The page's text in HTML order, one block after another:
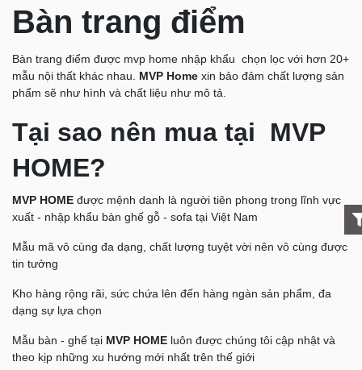
Bàn trang điểm
Bàn trang điểm được mvp home nhập khẩu chọn lọc với hơn 20+
mẫu nội thất khác nhau. MVP Home xin bảo đảm chất lượng sản
phẩm sẽ như hình và chất liệu như mô tả.
Tại sao nên mua tại MVP
HOME?
MVP HOME được mệnh danh là người tiên phong trong lĩnh vực
xuất - nhập khẩu bàn ghế gỗ - sofa tại Việt Nam
Mẫu mã vô cùng đa dạng, chất lượng tuyệt vời nên vô cùng được
tin tưởng
Kho hàng rộng rãi, sức chứa lên đến hàng ngàn sản phẩm, đa
dạng sự lựa chọn
Mẫu bàn - ghế tại MVP HOME luôn được chúng tôi cập nhật và
theo kịp những xu hướng mới nhất trên thế giới